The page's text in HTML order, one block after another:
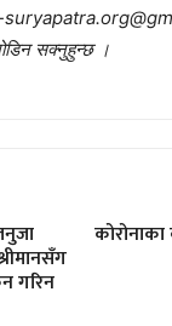
सक्नुहुन्छ ।
गरिन